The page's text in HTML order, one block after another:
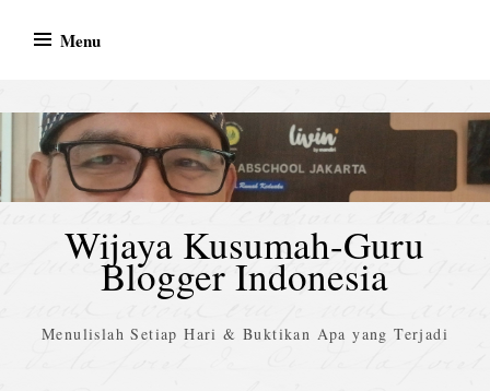
Menu
Wijaya Kusumah-Guru
Blogger Indonesia
Menulislah Setiap Hari & Buktikan Apa yang Terjadi